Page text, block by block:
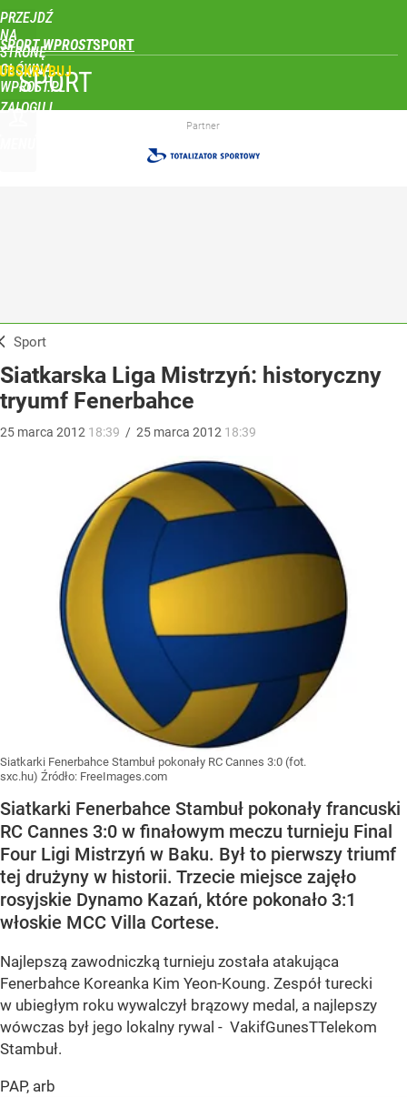
PRZEJDŹ
NA
STRONĘ
GŁÓWNĄ
WPROST.PL
SPORT WPROST
ZALOGUJ
SPORT
Partner
Sport
Siatkarska Liga Mistrzyń: historyczny
tryumf Fenerbahce
25 marca 2012 18:39 / 25 marca 2012 18:39
Siatkarki Fenerbahce Stambuł pokonały RC Cannes 3:0 (fot.
sxc.hu) Źródło: FreeImages.com
Siatkarki Fenerbahce Stambuł pokonały francuski
RC Cannes 3:0 w finałowym meczu turnieju Final
Four Ligi Mistrzyń w Baku. Był to pierwszy triumf
tej drużyny w historii. Trzecie miejsce zajęło
rosyjskie Dynamo Kazań, które pokonało 3:1
włoskie MCC Villa Cortese.
Najlepszą zawodniczką turnieju została atakująca
Fenerbahce Koreanka Kim Yeon-Koung. Zespół turecki
w ubiegłym roku wywalczył brązowy medal, a najlepszy
wówczas był jego lokalny rywal - VakifGunesTTelekom
Stambuł.
PAP, arb